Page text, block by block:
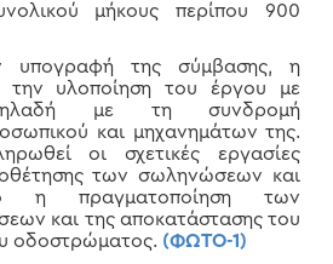
μήκους περίπου 900
υπογραφή της σύμβασης, η
την υλοποίηση του έργου με
δηλαδή με τη συνδρομή
και μηχανημάτων της.
οι σχετικές εργασίες
των σωληνώσεων και
η πραγματοποίηση των
και της αποκατάστασης του
οδοστρώματος. (ΦΩΤΟ-1)